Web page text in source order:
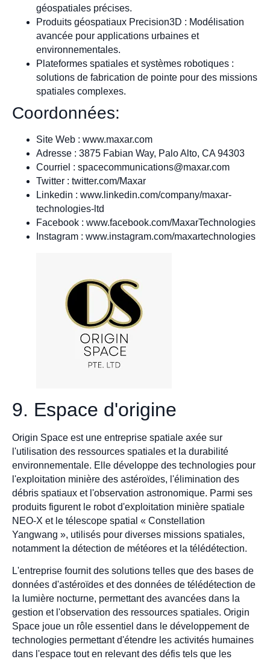
géospatiales précises.
Produits géospatiaux Precision3D : Modélisation
avancée pour applications urbaines et
environnementales.
Plateformes spatiales et systèmes robotiques :
solutions de fabrication de pointe pour des missions
spatiales complexes.
Coordonnées:
Site Web : www.maxar.com
Adresse : 3875 Fabian Way, Palo Alto, CA 94303
Courriel : spacecommunications@maxar.com
Twitter : twitter.com/Maxar
Linkedin : www.linkedin.com/company/maxar-
technologies-ltd
Facebook : www.facebook.com/MaxarTechnologies
Instagram : www.instagram.com/maxartechnologies
9. Espace d'origine
Origin Space est une entreprise spatiale axée sur
l'utilisation des ressources spatiales et la durabilité
environnementale. Elle développe des technologies pour
l'exploitation minière des astéroïdes, l'élimination des
débris spatiaux et l'observation astronomique. Parmi ses
produits figurent le robot d'exploitation minière spatiale
NEO-X et le télescope spatial « Constellation
Yangwang », utilisés pour diverses missions spatiales,
notamment la détection de météores et la télédétection.
L'entreprise fournit des solutions telles que des bases de
données d'astéroïdes et des données de télédétection de
la lumière nocturne, permettant des avancées dans la
gestion et l'observation des ressources spatiales. Origin
Space joue un rôle essentiel dans le développement de
technologies permettant d'étendre les activités humaines
dans l'espace tout en relevant des défis tels que les